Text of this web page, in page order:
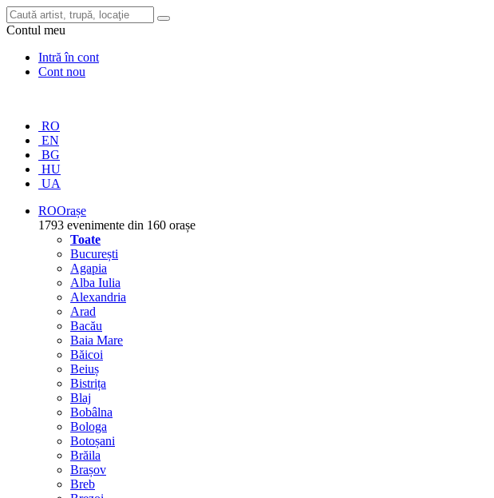
Contul meu
Intră în cont
Cont nou
RO
EN
BG
HU
UA
ROOrașe
1793 evenimente din 160 orașe
Toate
București
Agapia
Alba Iulia
Alexandria
Arad
Bacău
Baia Mare
Băicoi
Beiuș
Bistrița
Blaj
Bobâlna
Bologa
Botoșani
Brăila
Brașov
Breb